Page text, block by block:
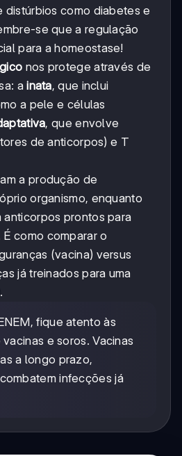
distúrbios como diabetes e
se que a regulação
para a homeostase!
nos protege através de
ainata, que inclui
a pele e células
, que envolve
de anticorpos) e T
a produção de
organismo, enquanto
anticorpos prontos para
como comparar o
(vacina) versus
já treinados para uma
fique atento às
e soros. Vacinas
a longo prazo,
infecções já